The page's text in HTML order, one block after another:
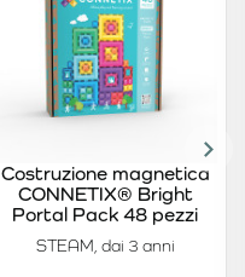
STEAM, dai 3 anni
Costruzione magnetica
CONNETIX® Bright
Portal Pack 48 pezzi